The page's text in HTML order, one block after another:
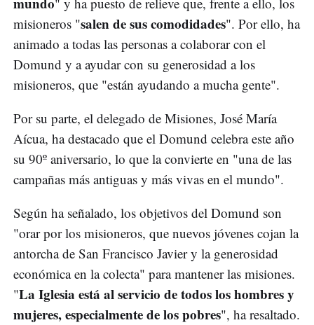
misioneros "salen de sus comodidades". Por ello, ha
animado a todas las personas a colaborar con el
Domund y a ayudar con su generosidad a los
misioneros, que "están ayudando a mucha gente".
Por su parte, el delegado de Misiones, José María
Aícua, ha destacado que el Domund celebra este año
su 90º aniversario, lo que la convierte en "una de las
campañas más antiguas y más vivas en el mundo".
Según ha señalado, los objetivos del Domund son
"orar por los misioneros, que nuevos jóvenes cojan la
antorcha de San Francisco Javier y la generosidad
económica en la colecta" para mantener las misiones.
"La Iglesia está al servicio de todos los hombres y
mujeres, especialmente de los pobres", ha resaltado.